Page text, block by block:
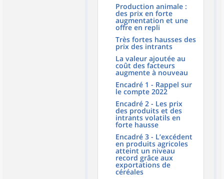
Production animale :
des prix en forte
augmentation et une
offre en repli
Très fortes hausses des
prix des intrants
La valeur ajoutée au
coût des facteurs
augmente à nouveau
Encadré 1 - Rappel sur
le compte 2022
Encadré 2 - Les prix
des produits et des
intrants volatils en
forte hausse
Encadré 3 - L’excédent
en produits agricoles
atteint un niveau
record grâce aux
exportations de
céréales